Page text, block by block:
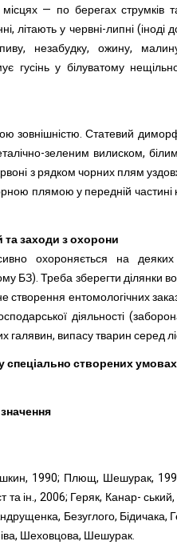
місцях — по берегах
літають у червні-липні
незабудку, ожину,
гусінь у білуватому
зовнішністю. Статевий
зеленим вилиском,
з рядком чорних плям
плямою у передній
заходи з охорони
охороняється на
БЗ). Треба зберегти ділянки
створення ентомологічних
діяльності
галявин, випасу тварин серед
спеціально створених умовах
1990; Плющ, Шешурак,
та ін., 2006; Геряк, Канар-
Безуглого, Бідичака,
Шеховцова, Шешурак.